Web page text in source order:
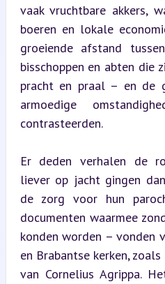
vaak vruchtbare akkers,
boeren en lokale
groeiende afstand
bisschoppen en abten die
pracht en praal – en de
armoedige
contrasteerden.
Er deden verhalen de
liever op jacht gingen
de zorg voor hun
documenten waarmee
konden worden – vonden
en Brabantse kerken,
van Cornelius Agrippa.